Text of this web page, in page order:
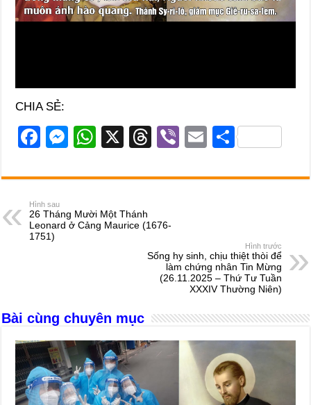
CHIA SẺ:
F
c
e
b
o
M
ss
n
W
at
A
X
T
e
d
s
Vi
er
E
ail
S
ar
Hình sau
26 Tháng Mười Một Thánh
Leonard ở Cảng Maurice (1676-
1751)
Hình trước
Sống hy sinh, chịu thiệt thòi để
làm chứng nhân Tin Mừng
(26.11.2025 – Thứ Tư Tuần
XXXIV Thường Niên)
Bài cùng chuyên mục